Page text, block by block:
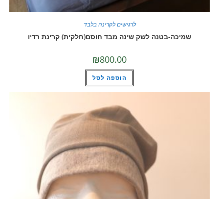
לרגישים לקרינה בלבד
שמיכה-בטנה לשק שינה מבד חוסם(חלקית) קרינת רדיו
₪800.00
הוספה לסל